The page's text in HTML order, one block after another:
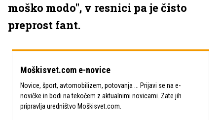
moško modo", v resnici pa je čisto
preprost fant.
Moškisvet.com e-novice
Novice, šport, avtomobilizem, potovanja ... Prijavi se na e-
novičke in bodi na tekočem z aktualnimi novicami. Zate jih
pripravlja uredništvo Moškisvet.com.